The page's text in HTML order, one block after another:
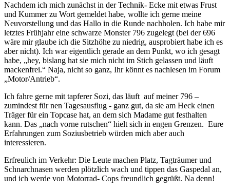
Nachdem ich mich zunächst in der Technik- Ecke mit etwas Frust
und Kummer zu Wort gemeldet habe, wollte ich gerne meine
Neuvorstellung und das Hallo in die Runde nachholen. Ich habe mir
letztes Frühjahr eine schwarze Monster 796 zugelegt (bei der 696
wäre mir glaube ich die Sitzhöhe zu niedrig, ausprobiert habe ich es
aber nicht). Ich war eigentlich gerade an dem Punkt, wo ich gesagt
habe, „hey, bislang hat sie mich nicht im Stich gelassen und läuft
mackenfrei.“ Naja, nicht so ganz, Ihr könnt es nachlesen im Forum
„Motor/Antrieb“.
Ich fahre gerne mit tapferer Sozi, das läuft auf meiner 796 –
zumindest für nen Tagesausflug - ganz gut, da sie am Heck einen
Träger für ein Topcase hat, an dem sich Madame gut festhalten
kann. Das „nach vorne rutschen“ hielt sich in engen Grenzen. Eure
Erfahrungen zum Soziusbetrieb würden mich aber auch
interessieren.
Erfreulich im Verkehr: Die Leute machen Platz, Tagträumer und
Schnarchnasen werden plötzlich wach und tippen das Gaspedal an,
und ich werde von Motorrad- Cops freundlich gegrüßt. Na denn!